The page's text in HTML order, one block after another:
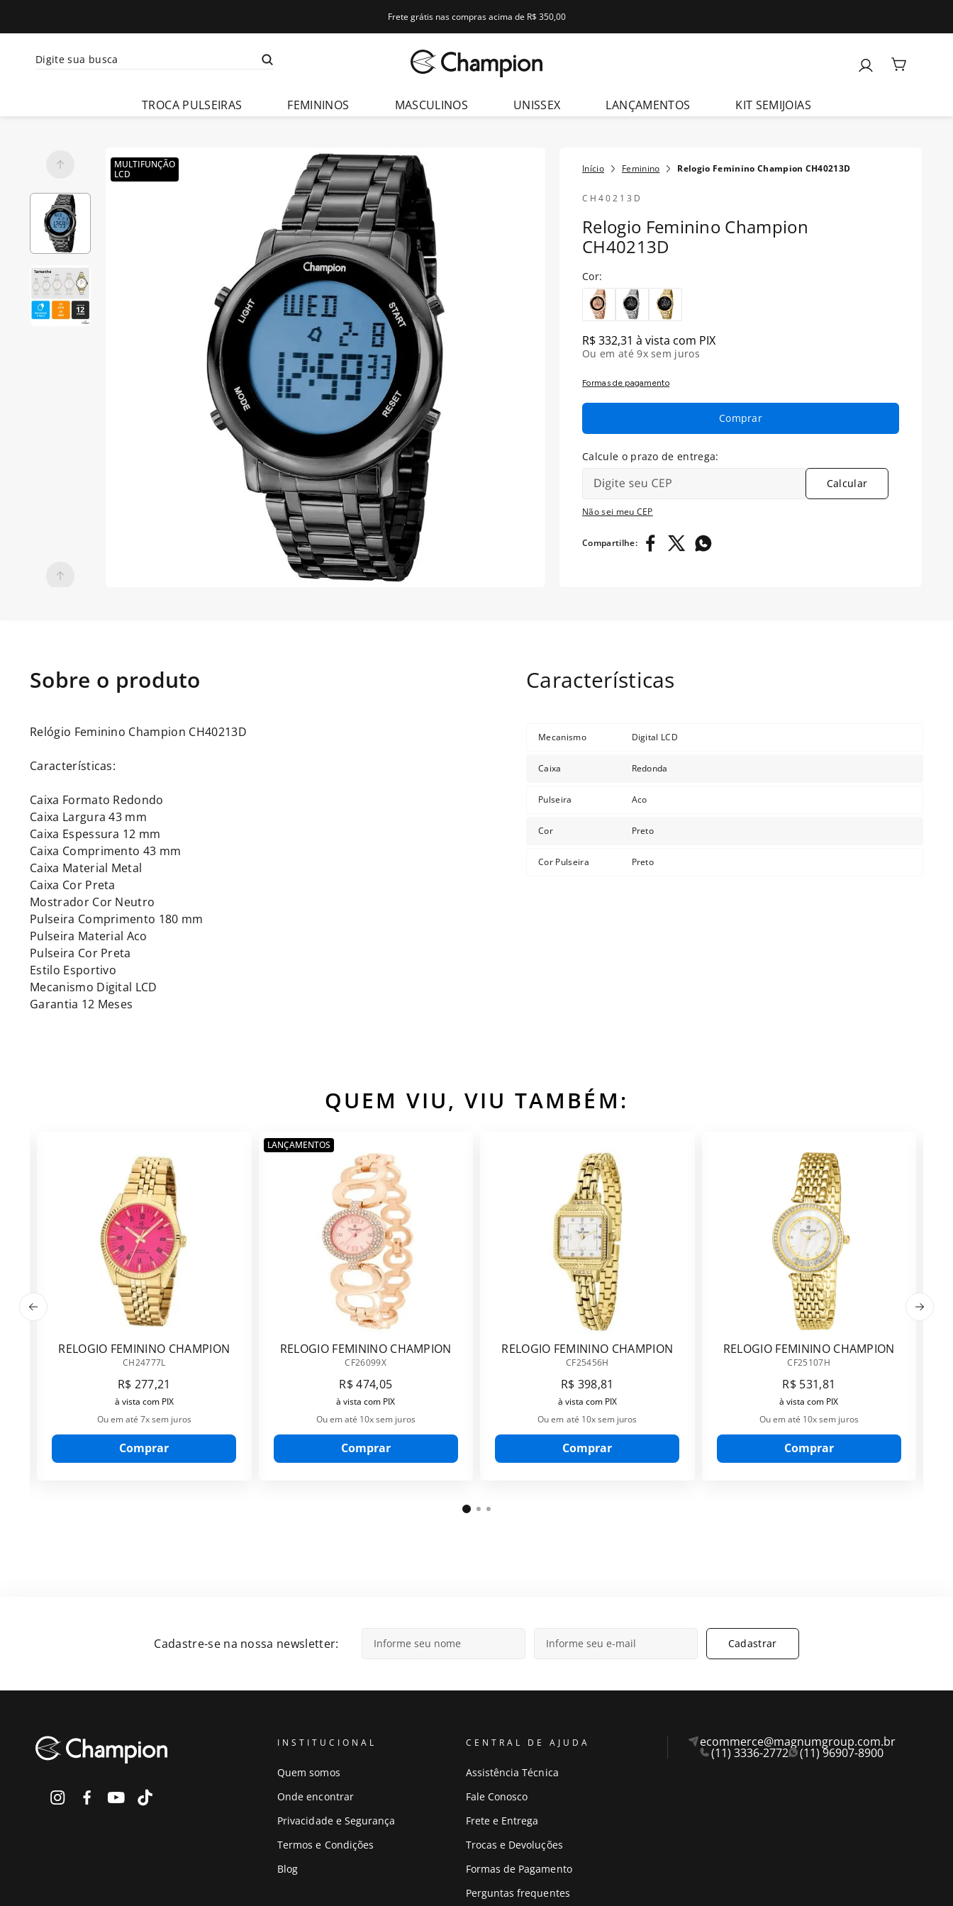
Frete grátis nas compras acima de R$ 350,00
Digite sua busca
TROCA PULSEIRAS FEMININOS MASCULINOS UNISSEX LANÇAMENTOS KIT SEMIJOIAS
MULTIFUNÇÃO
LCD
Feminino Relogio Feminino Champion CH40213D
CH40213D
Relogio Feminino Champion
CH40213D
R$332,31 à vista com PIX
Ou em até9x sem juros
Formas de pagamento
Comprar
Não sei meu CEP
Calcular
Relógio Feminino Champion CH40213D
Características:
Caixa Formato Redondo
Caixa Largura 43 mm
Caixa Espessura 12 mm
Caixa Comprimento 43 mm
Caixa Material Metal
Caixa Cor Preta
Mostrador Cor Neutro
Pulseira Comprimento 180 mm
Pulseira Material Aco
Pulseira Cor Preta
Estilo Esportivo
Mecanismo Digital LCD
Garantia 12 Meses
Mecanismo Digital LCD
Caixa Redonda
Pulseira Aco
Cor Preto
Cor Pulseira Preto
QUEM VIU, VIU TAMBÉM:
RELOGIO FEMININO CHAMPION
CH24777L
CH24777L
R$ 277,21
à vista com PIX
Ou em até7x sem juros
Comprar
LANÇAMENTOS
RELOGIO FEMININO CHAMPION
CF26099X
CF26099X
R$474,05
à vista com PIX
Ou em até 10x sem juros
Comprar
RELOGIO FEMININO CHAMPION
CF25456H
CF25456H
R$ 398,81
à vista com PIX
Ou em até 10x sem juros
Comprar
RELOGIO FEMININO CHAMPION
CF25107H
CF25107H
R$ 531,81
à vista com PIX
Ou em até 10x sem juros
Comprar
Cadastre-se na nossa newsletter: Cadastrar
INSTITUCIONAL
Quem somos
Onde encontrar
Privacidade e Segurança
Termos e Condições
Blog
CENTRAL DE AJUDA
Assistência Técnica
Fale Conosco
Frete e Entrega
Trocas e Devoluções
Formas de Pagamento
Perguntas frequentes
ecommerce@magnumgroup.com.br
(11) 3336-2772 (11) 96907-8900
1
masculino
troca-
pulseira
º relogio
smartwatch
6º ch30224
relogio
dourado
digital
9º
masculino
10
relógio
feminino
digital